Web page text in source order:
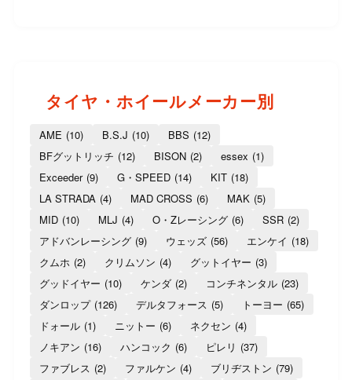
タイヤ・ホイールメーカー別
AME (10) B.S.J (10) BBS (12)
BFグットリッチ (12) BISON (2) essex (1)
Exceeder (9) G・SPEED (14) KIT (18)
LA STRADA (4) MAD CROSS (6) MAK (5)
MID (10) MLJ (4) O・Zレーシング (6) SSR (2)
アドバンレーシング (9) ウェッズ (56) エンケイ (18)
クムホ (2) クリムソン (4) グットイヤー (3)
グッドイヤー (10) ケンダ (2) コンチネンタル (23)
ダンロップ (126) デルタフォース (5) トーヨー (65)
ドォール (1) ニットー (6) ネクセン (4)
ノキアン (16) ハンコック (6) ピレリ (37)
ファブレス (2) ファルケン (4) ブリヂストン (79)